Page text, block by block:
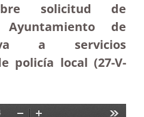
solicitud de
de
a servicios
policía local (27-V-